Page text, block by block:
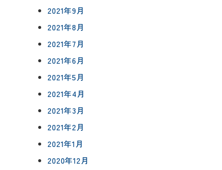
2021年9月
2021年8月
2021年7月
2021年6月
2021年5月
2021年4月
2021年3月
2021年2月
2021年1月
2020年12月